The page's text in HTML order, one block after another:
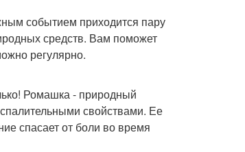
событием приходится пару
средств. Вам поможет
регулярно.
Ромашка - природный
свойствами. Ее
спасает от боли во время